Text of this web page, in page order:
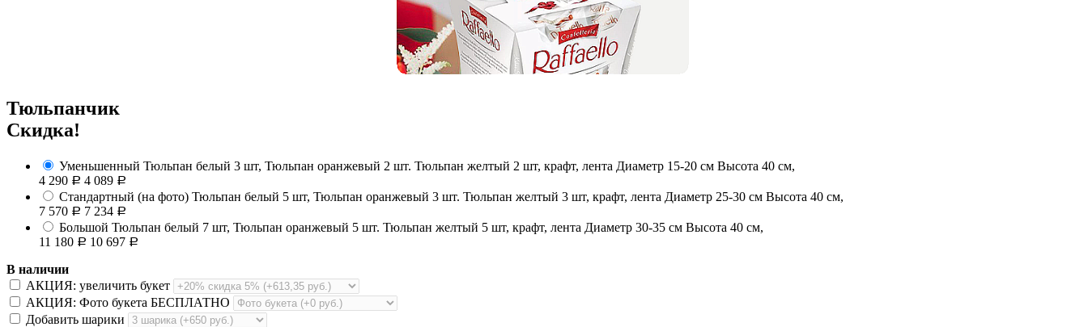
Тюльпанчик
Скидка!
Уменьшенный Тюльпан белый 3 шт, Тюльпан оранжевый 2 шт. Тюльпан желтый 2 шт, крафт, лента Диаметр 15-20 см Высота 40 см,
4 290 Р 4 089 Р
Стандартный (на фото) Тюльпан белый 5 шт, Тюльпан оранжевый 3 шт. Тюльпан желтый 3 шт, крафт, лента Диаметр 25-30 см Высота 40 см,
7 570 Р 7 234 Р
Большой Тюльпан белый 7 шт, Тюльпан оранжевый 5 шт. Тюльпан желтый 5 шт, крафт, лента Диаметр 30-35 см Высота 40 см,
11 180 Р 10 697 Р
В наличии
АКЦИЯ: увеличить букет
АКЦИЯ: Фото букета БЕСПЛАТНО
Добавить шарики